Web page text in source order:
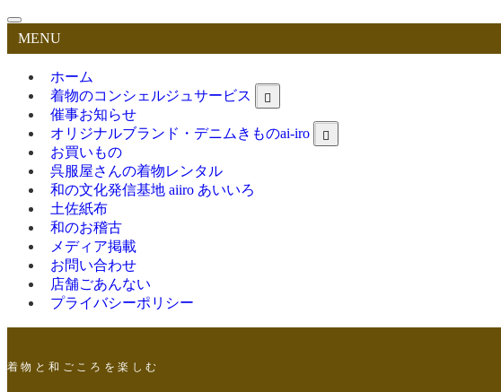
MENU
ホーム
着物のコンシェルジュサービス
催事お知らせ
オリジナルブランド・デニムきものai-iro
お買いもの
呉服屋さんの着物レンタル
和の文化発信基地 aiiro あいいろ
土佐紙布
和のお稽古
メディア掲載
お問い合わせ
店舗ごあんない
プライバシーポリシー
着 物 と 和 ご こ ろ を 楽 し む